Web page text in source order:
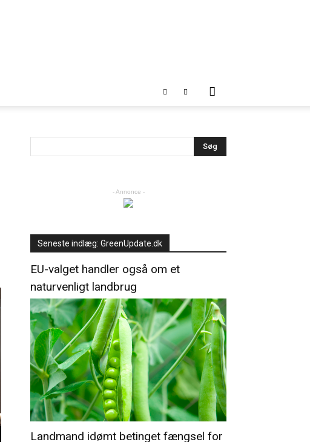
- Annonce -
Seneste indlæg: GreenUpdate.dk
EU-valget handler også om et
naturvenligt landbrug
Landmand idømt betinget fængsel for